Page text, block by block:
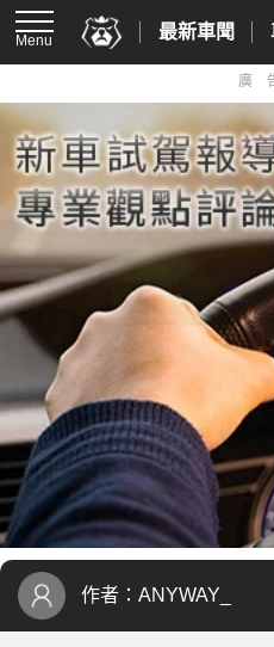
Menu 最新車聞
廣
作者： ANYWAY_